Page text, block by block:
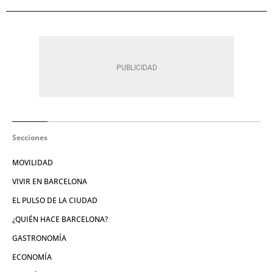
Secciones
MOVILIDAD
VIVIR EN BARCELONA
EL PULSO DE LA CIUDAD
¿QUIÉN HACE BARCELONA?
GASTRONOMÍA
ECONOMÍA